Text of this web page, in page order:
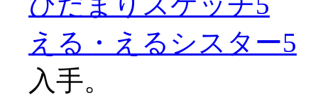
える・えるシスター5
入手。